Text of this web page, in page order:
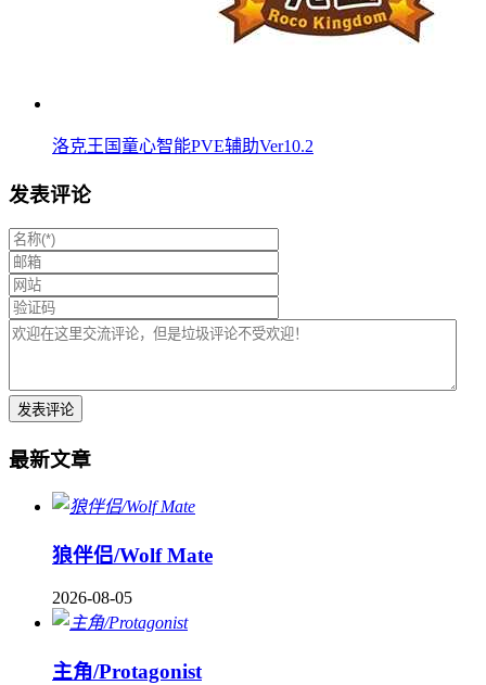
洛克王国童心智能PVE辅助Ver10.2
发表评论
最新文章
狼伴侣/Wolf Mate
2026-08-05
主角/Protagonist